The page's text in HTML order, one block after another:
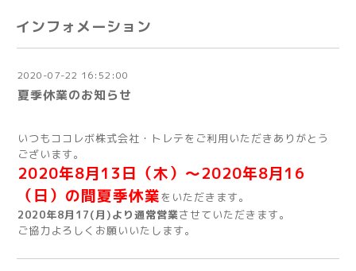
インフォメーション
2020-07-22 16:52:00
夏季休業のお知らせ
いつもココレボ株式会社・トレテをご利用いただきありがとう
ございます。
2020年8月13日（木）～2020年8月16
（日）の間夏季休業をいただきます。
2020年8月17(月)より通常営業させていただきます。
ご協力よろしくお願いいたします。